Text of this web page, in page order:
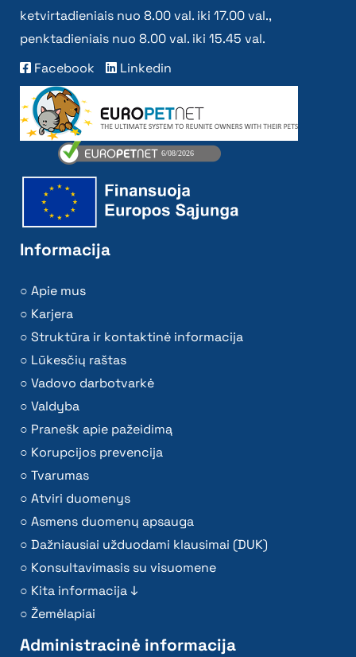
ketvirtadieniais nuo 8.00 val. iki 17.00 val.,
penktadieniais nuo 8.00 val. iki 15.45 val.
Facebook
Linkedin
Informacija
Apie mus
Karjera
Struktūra ir kontaktinė informacija
Lūkesčių raštas
Vadovo darbotvarkė
Valdyba
Pranešk apie pažeidimą
Korupcijos prevencija
Tvarumas
Atviri duomenys
Asmens duomenų apsauga
Dažniausiai užduodami klausimai (DUK)
Konsultavimasis su visuomene
Kita informacija ↓
Žemėlapiai
Administracinė informacija